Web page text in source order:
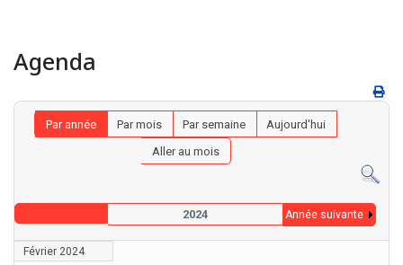
Agenda
Par année Par mois Par semaine
Aujourd'hui
Aller au mois
2024 Année suivante
Février 2024